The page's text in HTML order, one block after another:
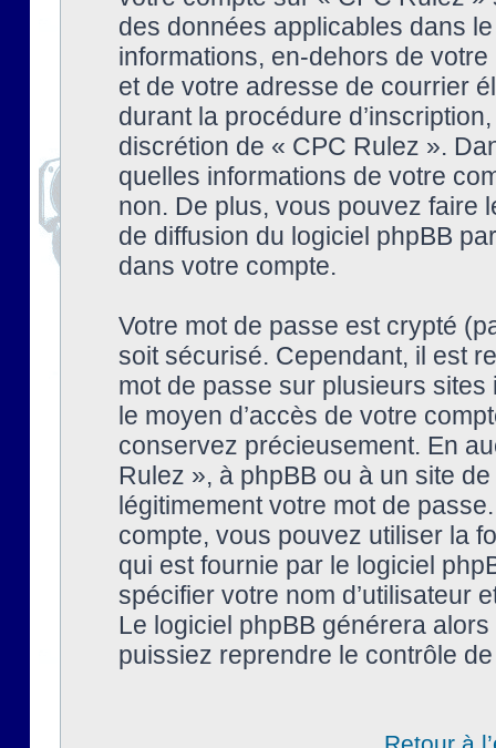
des données applicables dans
informations, en-dehors de
et de votre adresse de courrier
durant la procédure
discrétion de « CPC Rulez ».
quelles informations de votre
non. De plus, vous pouvez faire
de diffusion du logiciel phpBB
dans votre compte.
Votre mot de passe est crypté
soit sécurisé. Cependant, il est
mot de passe sur plusieurs
le moyen d’accès de votre
conservez précieusement. En
Rulez », à phpBB ou à un site
légitimement votre mot de
compte, vous pouvez utiliser la
qui est fournie par le logiciel
spécifier votre nom d’utilisateur
Le logiciel phpBB générera
puissiez reprendre le contrôle